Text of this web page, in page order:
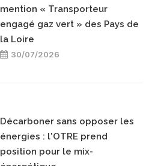
mention « Transporteur
engagé gaz vert » des Pays de
la Loire
30/07/2026
Décarboner sans opposer les
énergies : l'OTRE prend
position pour le mix-